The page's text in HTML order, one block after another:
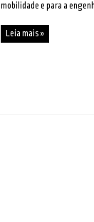
mobilidade e para a
Leia mais »